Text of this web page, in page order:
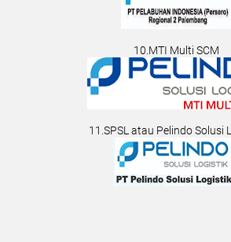
10.MTI Multi SCM
11.SPSL atau Pelindo Solusi